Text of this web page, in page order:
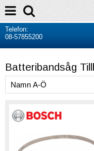
Telefon:
08-57855200
Batteribandsåg